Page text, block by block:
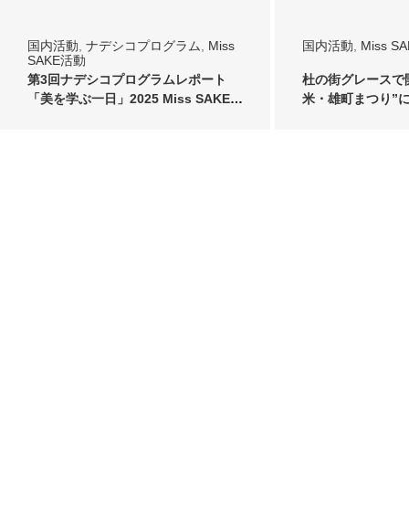
国内活動 ナデシコプログラム
Miss
SAKE活動
第3回ナデシコプログラムレポート
「美を学ぶ一日」2025 Miss SAKE
国内活動 Miss
杜の街グレースで
米・雄町まつり”